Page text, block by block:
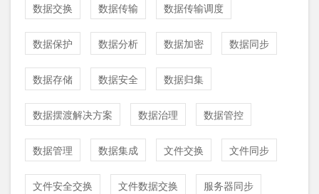
数据交换 数据传输 数据传输调度
数据保护 数据分析 数据加密 数据同步
数据存储 数据安全 数据归集
数据摆渡解决方案 数据治理 数据管控
数据管理 数据集成 文件交换 文件同步
文件安全交换 文件数据交换 服务器同步